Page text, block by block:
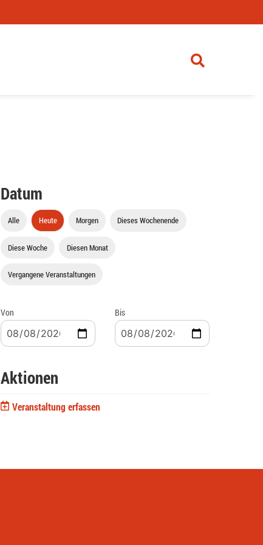
Datum
Alle Heute Morgen Dieses Wochenende
Diese Woche Diesen Monat
Vergangene Veranstaltungen
Von Bis
Aktionen
Veranstaltung erfassen